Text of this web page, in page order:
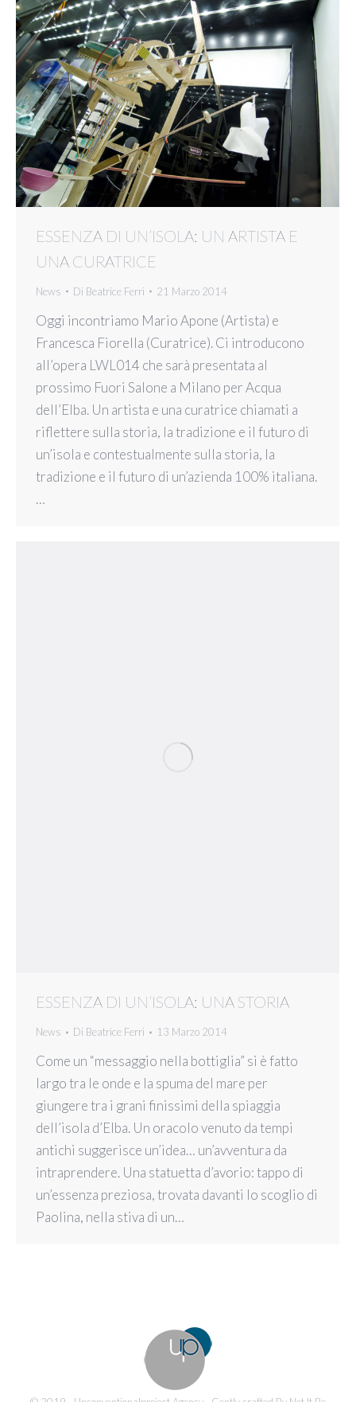
ESSENZA DI UN’ISOLA: UN ARTISTA E
UNA CURATRICE
News Di Beatrice Ferri 21 Marzo 2014
Oggi incontriamo Mario Apone (Artista) e
Francesca Fiorella (Curatrice). Ci introducono
all’opera LWL014 che sarà presentata al
prossimo Fuori Salone a Milano per Acqua
dell’Elba. Un artista e una curatrice chiamati a
riflettere sulla storia, la tradizione e il futuro di
un’isola e contestualmente sulla storia, la
tradizione e il futuro di un’azienda 100% italiana.
…
ESSENZA DI UN’ISOLA: UNA STORIA
News Di Beatrice Ferri 13 Marzo 2014
Come un “messaggio nella bottiglia” si è fatto
largo tra le onde e la spuma del mare per
giungere tra i grani finissimi della spiaggia
dell’isola d’Elba. Un oracolo venuto da tempi
antichi suggerisce un’idea… un’avventura da
intraprendere. Una statuetta d’avorio: tappo di
un’essenza preziosa, trovata davanti lo scoglio di
Paolina, nella stiva di un…